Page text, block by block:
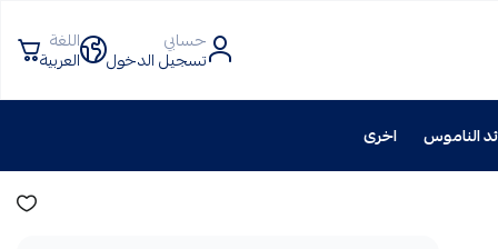
حسابي
تسجيل الدخول
اللغة
العربية
الناموس اخرى